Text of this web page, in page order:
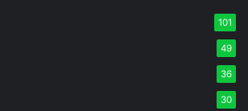
101
49
36
30